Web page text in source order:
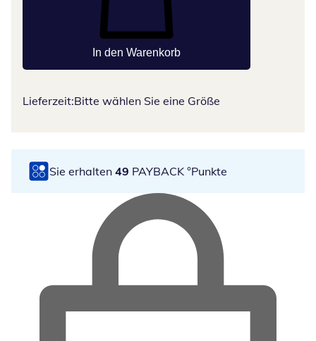
In den Warenkorb
Lieferzeit:Bitte wählen Sie eine Größe
Sie erhalten 49 PAYBACK °Punkte